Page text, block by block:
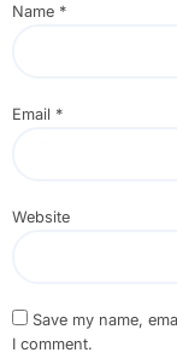
Name *
Email *
Website
Save my name,
I comment.